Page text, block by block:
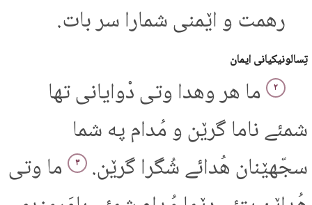
رهمت و اێمنی شمارا سر بات.
تِسالونیکیانی ایمان
۲ ما هر وهدا وتی دْوایانی تها
شمئے ناما گرێن و مُدام په شما
سجّهێنان هُدائے شُگرا گرێن.
۳ ما وتی